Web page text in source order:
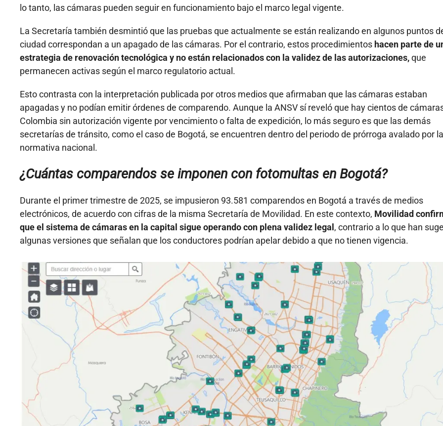
lo tanto, las cámaras pueden seguir en funcionamiento bajo el marco legal vigente.
La Secretaría también desmintió que las pruebas que actualmente se están realizando en algunos puntos
ciudad correspondan a un apagado de las cámaras. Por el contrario, estos procedimientos hacen parte de
estrategia de renovación tecnológica y no están relacionados con la validez de las autorizaciones,que
permanecen activas según el marco regulatorio actual.
Esto contrasta con la interpretación publicada por otros medios que afirmaban que las cámaras estaban
apagadas y no podían emitir órdenes de comparendo. Aunque la ANSV sí reveló que hay cientos de
Colombia sin autorización vigente por vencimiento o falta de expedición, lo más seguro es que las demás
secretarías de tránsito, como el caso de Bogotá, se encuentren dentro del periodo de prórroga avalado por la
normativa nacional.
¿Cuántas comparendos se imponen con fotomultas en Bogotá?
Durante el primer trimestre de 2025, se impusieron 93.581 comparendos en Bogotá a través de medios
electrónicos, de acuerdo con cifras de la misma Secretaría de Movilidad. En este contexto, Movilidad
que el sistema de cámaras en la capital sigue operando con plena validez legal, contrario a lo que han
algunas versiones que señalan que los conductores podrían apelar debido a que no tienen vigencia.